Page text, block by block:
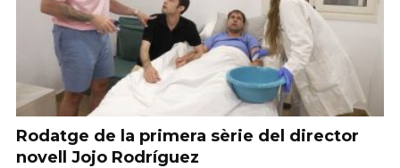
Rodatge de la primera sèrie del director
novell Jojo Rodríguez